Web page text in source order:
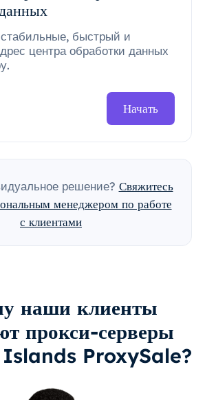
быстрый и
центра обработки данных
Начать
решение? Свяжитесь
менеджером по работе
с клиентами
наши клиенты
прокси-серверы
ProxySale?